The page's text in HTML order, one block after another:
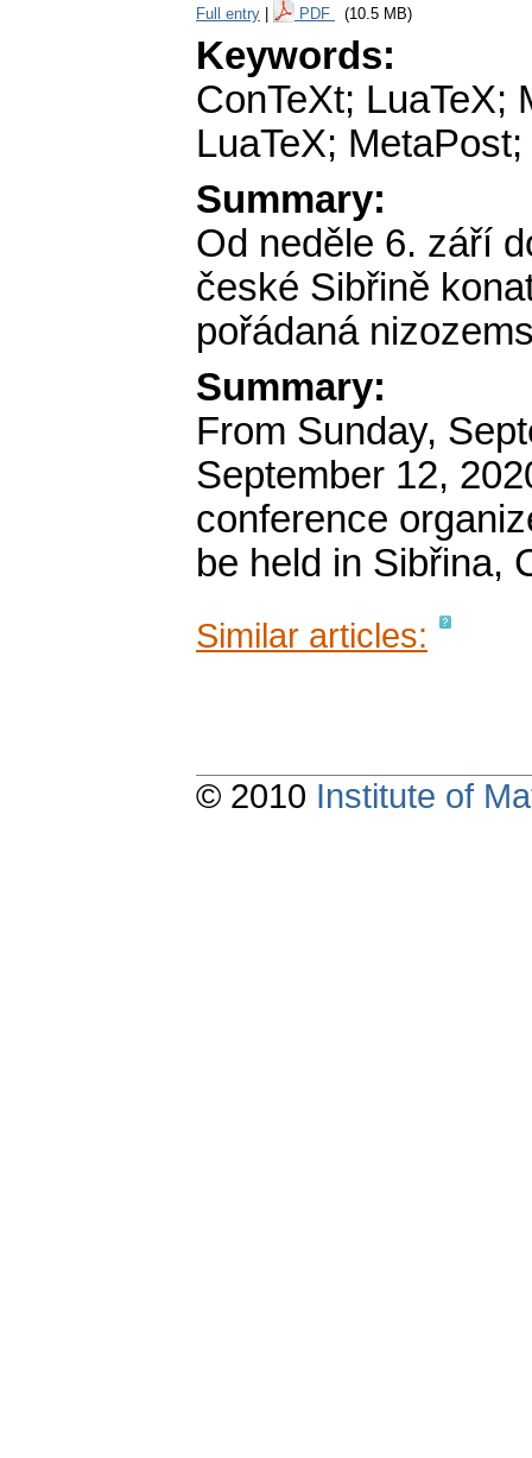
Full entry PDF (10.5 MB)
Keywords:
ConTeXt; LuaTeX;
LuaTeX;
Summary:
Od neděle 6. září
české Sibřině
pořádaná
Summary:
From Sunday,
September 12,
conference
be held in Sibřina,
Similar articles:
© 2010 Institute of